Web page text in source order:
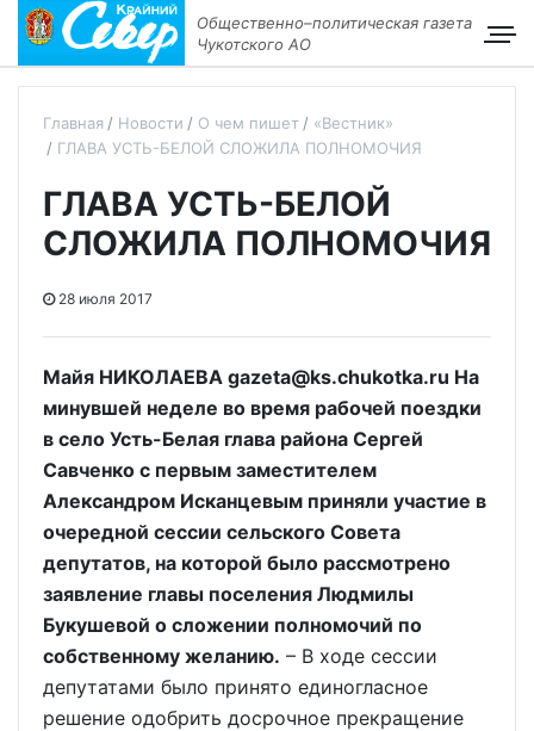
Общественно–политическая газета
Чукотского АО
Главная Новости О чем пишет
«Вестник»
ГЛАВА УСТЬ-БЕЛОЙ СЛОЖИЛА ПОЛНОМОЧИЯ
ГЛАВА УСТЬ-БЕЛОЙ
СЛОЖИЛА ПОЛНОМОЧИЯ
28 июля 2017
Майя НИКОЛАЕВА gazeta@ks.chukotka.ru На
минувшей неделе во время рабочей поездки
в село Усть-Белая глава района Сергей
Савченко с первым заместителем
Александром Исканцевым приняли участие в
очередной сессии сельского Совета
депутатов, на которой было рассмотрено
заявление главы поселения Людмилы
Букушевой о сложении полномочий по
собственному желанию. – В ходе сессии
депутатами было принято единогласное
решение одобрить досрочное прекращение